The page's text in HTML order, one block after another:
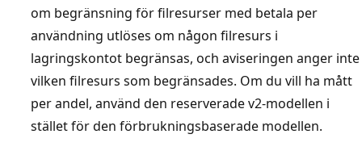
om begränsning för filresurser med betala per
användning utlöses om någon filresurs i
lagringskontot begränsas, och aviseringen anger inte
vilken filresurs som begränsades. Om du vill ha mått
per andel, använd den reserverade v2-modellen i
stället för den förbrukningsbaserade modellen.